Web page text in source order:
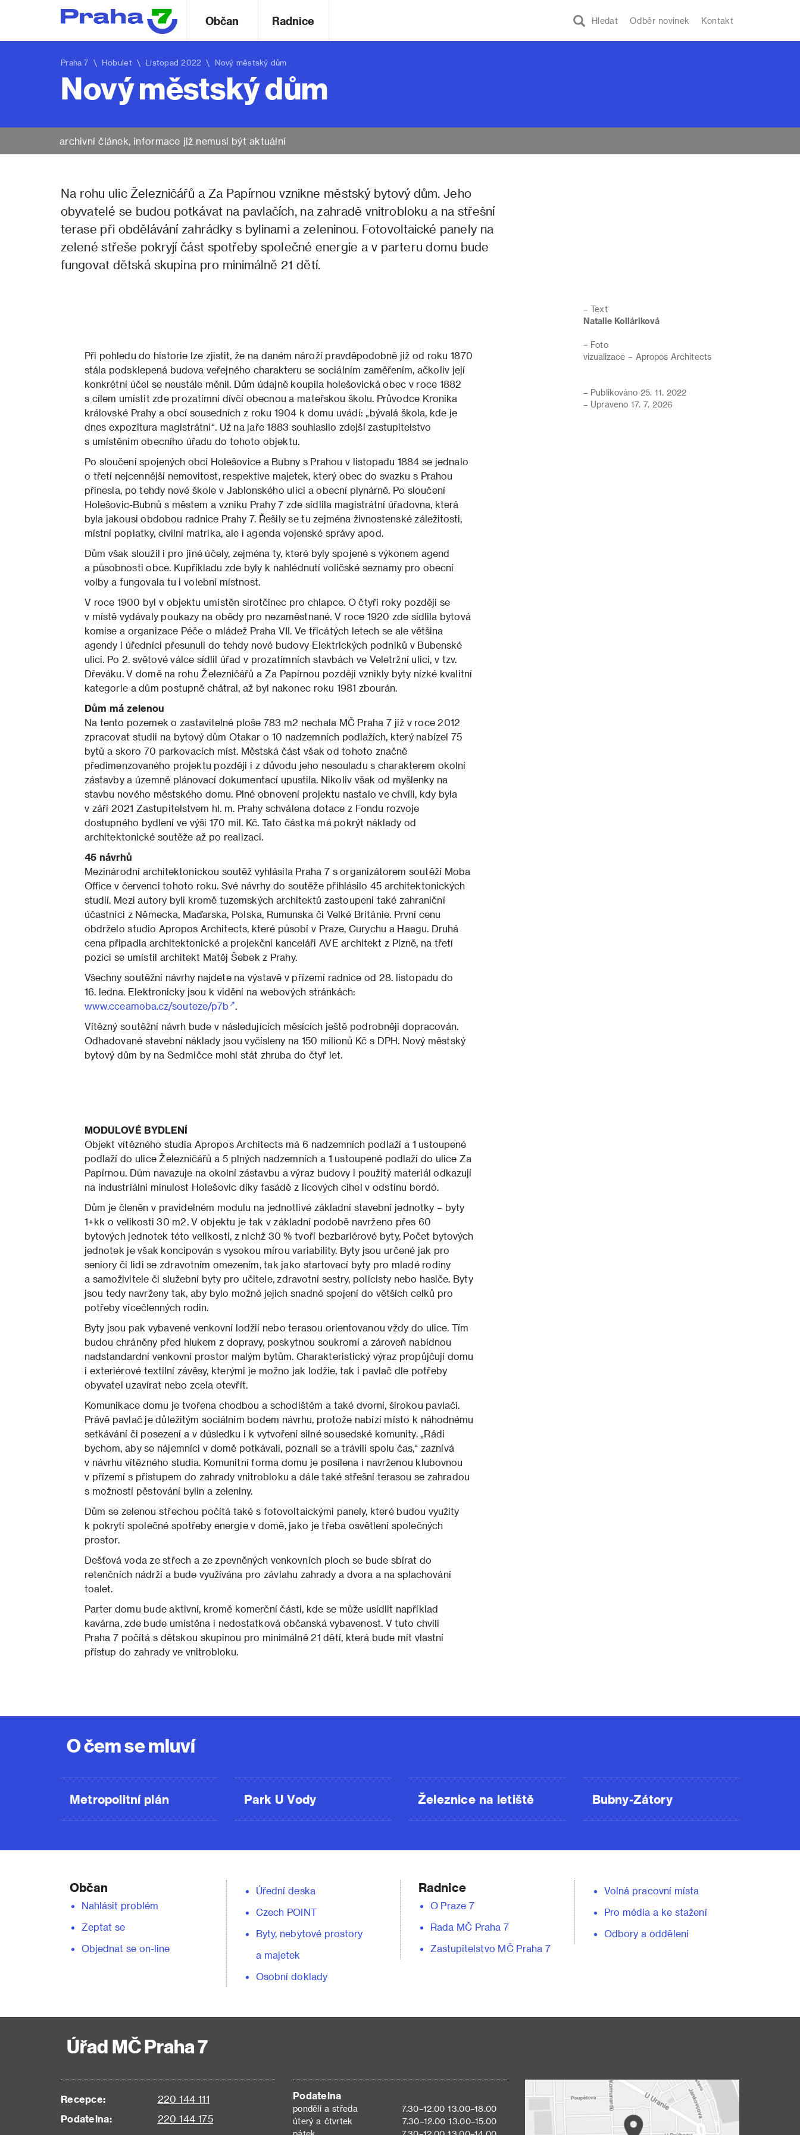
Hledat Odběr novinek Kontakt
Občan Radnice
Praha 7 \ Hobulet \ Listopad 2022 \ Nový městský dům
Nový městský dům
archivní článek, informace již nemusí být aktuální
Na rohu ulic Železničářů a Za Papírnou vznikne městský bytový dům. Jeho
obyvatelé se budou potkávat na pavlačích, na zahradě vnitrobloku a na střešní
terase při obdělávání zahrádky s bylinami a zeleninou. Fotovoltaické panely na
zelené střeše pokryjí část spotřeby společné energie a v parteru domu bude
fungovat dětská skupina pro minimálně 21 dětí.
Při pohledu do historie lze zjistit, že na daném nároží pravděpodobně již od roku 1870
stála podsklepená budova veřejného charakteru se sociálním zaměřením, ačkoliv její
konkrétní účel se neustále měnil. Dům údajně koupila holešovická obec v roce 1882
s cílem umístit zde prozatímní dívčí obecnou a mateřskou školu. Průvodce Kronika
královské Prahy a obcí sousedních z roku 1904 k domu uvádí: „bývalá škola, kde je
dnes expozitura magistrátní“. Už na jaře 1883 souhlasilo zdejší zastupitelstvo
s umístěním obecního úřadu do tohoto objektu.
Po sloučení spojených obcí Holešovice a Bubny s Prahou v listopadu 1884 se jednalo
o třetí nejcennější nemovitost, respektive majetek, který obec do svazku s Prahou
přinesla, po tehdy nové škole v Jablonského ulici a obecní plynárně. Po sloučení
Holešovic-Bubnů s městem a vzniku Prahy 7 zde sídlila magistrátní úřadovna, která
byla jakousi obdobou radnice Prahy 7. Řešily se tu zejména živnostenské záležitosti,
místní poplatky, civilní matrika, ale i agenda vojenské správy apod.
Dům však sloužil i pro jiné účely, zejména ty, které byly spojené s výkonem agend
a působnosti obce. Kupříkladu zde byly k nahlédnutí voličské seznamy pro obecní
volby a fungovala tu i volební místnost.
V roce 1900 byl v objektu umístěn sirotčinec pro chlapce. O čtyři roky později se
v místě vydávaly poukazy na obědy pro nezaměstnané. V roce 1920 zde sídlila bytová
komise a organizace Péče o mládež Praha VII. Ve třicátých letech se ale většina
agendy i úředníci přesunuli do tehdy nové budovy Elektrických podniků v Bubenské
ulici. Po 2. světové válce sídlil úřad v prozatímních stavbách ve Veletržní ulici, v tzv.
Dřeváku. V domě na rohu Železničářů a Za Papírnou později vznikly byty nízké kvalitní
kategorie a dům postupně chátral, až byl nakonec roku 1981 zbourán.
Dům má zelenou
Na tento pozemek o zastavitelné ploše 783 m2 nechala MČ Praha 7 již v roce 2012
zpracovat studii na bytový dům Otakar o 10 nadzemních podlažích, který nabízel 75
bytů a skoro 70 parkovacích míst. Městská část však od tohoto značně
předimenzovaného projektu později i z důvodu jeho nesouladu s charakterem okolní
zástavby a územně plánovací dokumentací upustila. Nikoliv však od myšlenky na
stavbu nového městského domu. Plné obnovení projektu nastalo ve chvíli, kdy byla
v září 2021 Zastupitelstvem hl. m. Prahy schválena dotace z Fondu rozvoje
dostupného bydlení ve výši 170 mil. Kč. Tato částka má pokrýt náklady od
architektonické soutěže až po realizaci.
45 návrhů
Mezinárodní architektonickou soutěž vyhlásila Praha 7 s organizátorem soutěží Moba
Office v červenci tohoto roku. Své návrhy do soutěže přihlásilo 45 architektonických
studií. Mezi autory byli kromě tuzemských architektů zastoupeni také zahraniční
účastníci z Německa, Maďarska, Polska, Rumunska či Velké Británie. První cenu
obdrželo studio Apropos Architects, které působí v Praze, Curychu a Haagu. Druhá
cena připadla architektonické a projekční kanceláři AVE architekt z Plzně, na třetí
pozici se umístil architekt Matěj Šebek z Prahy.
Všechny soutěžní návrhy najdete na výstavě v přízemí radnice od 28. listopadu do
16. ledna. Elektronicky jsou k vidění na webových stránkách:
www.cceamoba.cz/souteze/p7b
.
Vítězný soutěžní návrh bude v následujících měsících ještě podrobněji dopracován.
Odhadované stavební náklady jsou vyčísleny na 150 milionů Kč s DPH. Nový městský
bytový dům by na Sedmičce mohl stát zhruba do čtyř let.
MODULOVÉ BYDLENÍ
Objekt vítězného studia Apropos Architects má 6 nadzemních podlaží a 1 ustoupené
podlaží do ulice Železničářů a 5 plných nadzemních a 1 ustoupené podlaží do ulice Za
Papírnou. Dům navazuje na okolní zástavbu a výraz budovy i použitý materiál odkazují
na industriální minulost Holešovic díky fasádě z lícových cihel v odstínu bordó.
Dům je členěn v pravidelném modulu na jednotlivé základní stavební jednotky – byty
1+kk o velikosti 30 m2. V objektu je tak v základní podobě navrženo přes 60
bytových jednotek této velikosti, z nichž 30 % tvoří bezbariérové byty. Počet bytových
jednotek je však koncipován s vysokou mírou variability. Byty jsou určené jak pro
seniory či lidi se zdravotním omezením, tak jako startovací byty pro mladé rodiny
a samoživitele či služební byty pro učitele, zdravotní sestry, policisty nebo hasiče. Byty
jsou tedy navrženy tak, aby bylo možné jejich snadné spojení do větších celků pro
potřeby vícečlenných rodin.
Byty jsou pak vybavené venkovní lodžií nebo terasou orientovanou vždy do ulice. Tím
budou chráněny před hlukem z dopravy, poskytnou soukromí a zároveň nabídnou
nadstandardní venkovní prostor malým bytům. Charakteristický výraz propůjčují domu
i exteriérové textilní závěsy, kterými je možno jak lodžie, tak i pavlač dle potřeby
obyvatel uzavírat nebo zcela otevřít.
Komunikace domu je tvořena chodbou a schodištěm a také dvorní, širokou pavlačí.
Právě pavlač je důležitým sociálním bodem návrhu, protože nabízí místo k náhodnému
setkávání či posezení a v důsledku i k vytvoření silné sousedské komunity. „Rádi
bychom, aby se nájemníci v domě potkávali, poznali se a trávili spolu čas,“ zaznívá
v návrhu vítězného studia. Komunitní forma domu je posílena i navrženou klubovnou
v přízemí s přístupem do zahrady vnitrobloku a dále také střešní terasou se zahradou
s možností pěstování bylin a zeleniny.
Dům se zelenou střechou počítá také s fotovoltaickými panely, které budou využity
k pokrytí společné spotřeby energie v domě, jako je třeba osvětlení společných
prostor.
Dešťová voda ze střech a ze zpevněných venkovních ploch se bude sbírat do
retenčních nádrží a bude využívána pro závlahu zahrady a dvora a na splachování
toalet.
Parter domu bude aktivní, kromě komerční části, kde se může usídlit například
kavárna, zde bude umístěna i nedostatková občanská vybavenost. V tuto chvíli
Praha 7 počítá s dětskou skupinou pro minimálně 21 dětí, která bude mít vlastní
přístup do zahrady ve vnitrobloku.
– Text
Natalie Kolláriková
– Foto
vizualizace – Apropos Architects
– Publikováno 25. 11. 2022
– Upraveno 17. 7. 2026
O čem se mluví
Metropolitní plán Park U Vody Železnice na letiště Bubny-Zátory
Občan
Nahlásit problém
Zeptat se
Objednat se on-line
Úřední deska
Czech POINT
Byty, nebytové prostory
a majetek
Osobní doklady
Radnice
O Praze 7
Rada MČ Praha 7
Zastupitelstvo MČ Praha 7
Volná pracovní místa
Pro média a ke stažení
Odbory a oddělení
Úřad MČ Praha 7
Recepce:
220 144 111
Podatelna:
220 144 175
Podatelna
pondělí a středa
7.30–12.00 13.00–18.00
úterý a čtvrtek
7.30–12.00 13.00–15.00